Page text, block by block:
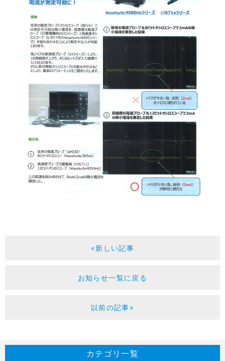
«新しい記事
お知らせ一覧に戻る
以前の記事»
カテゴリ一覧